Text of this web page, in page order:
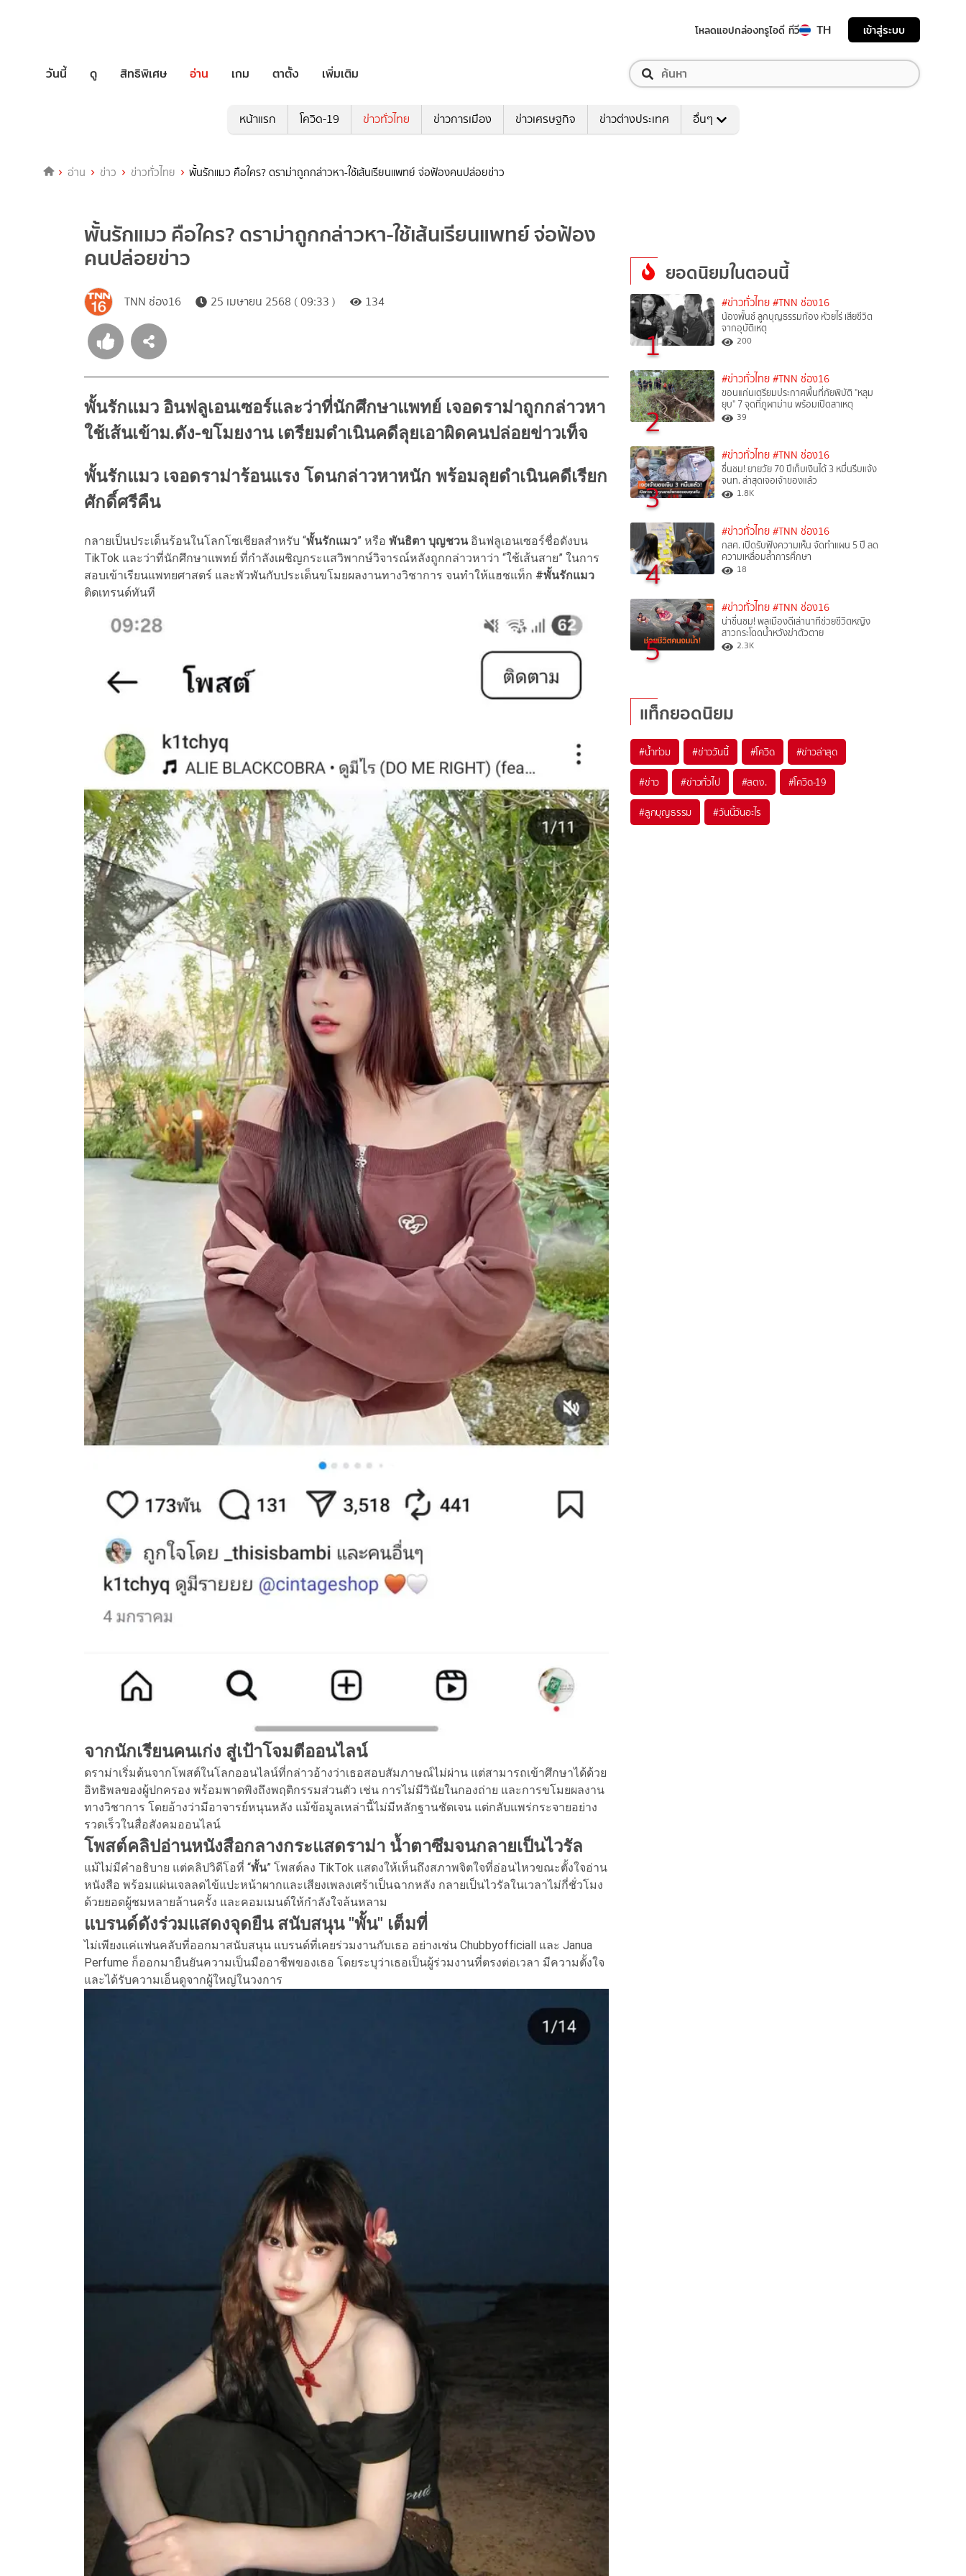
โหลดแอปกล่องทรูไอดี ทีวี TH เข้าสู่ระบบ
วันนี้ ดู สิทธิพิเศษ อ่าน เกม ตาตั้ง เพิ่มเติม
หน้าแรก โควิด-19 ข่าวทั่วไทย ข่าวการเมือง ข่าวเศรษฐกิจ ข่าวต่างประเทศ อื่นๆ
อ่าน ข่าว ข่าวทั่วไทย พั้นรักแมว คือใคร? ดราม่าถูกกล่าวหา-ใช้เส้นเรียนแพทย์ จ่อฟ้องคนปล่อยข่าว
พั้นรักแมว คือใคร? ดราม่าถูกกล่าวหา-ใช้เส้นเรียนแพทย์ จ่อฟ้อง
คนปล่อยข่าว
TNN ช่อง16 25 เมษายน 2568 ( 09:33 ) 134
พั้นรักแมว อินฟลูเอนเซอร์และว่าที่นักศึกษาแพทย์ เจอดราม่าถูกกล่าวหา
ใช้เส้นเข้าม.ดัง-ขโมยงาน เตรียมดำเนินคดีลุยเอาผิดคนปล่อยข่าวเท็จ
พั้นรักแมว เจอดราม่าร้อนแรง โดนกล่าวหาหนัก พร้อมลุยดำเนินคดีเรียก
ศักดิ์ศรีคืน
กลายเป็นประเด็นร้อนในโลกโซเชียลสำหรับ “พั้นรักแมว” หรือ พันธิตา บุญชวนอินฟลูเอนเซอร์ชื่อดังบน
TikTok และว่าที่นักศึกษาแพทย์ ที่กำลังเผชิญกระแสวิพากษ์วิจารณ์หลังถูกกล่าวหาว่า “ใช้เส้นสาย” ในการ
สอบเข้าเรียนแพทยศาสตร์ และพัวพันกับประเด็นขโมยผลงานทางวิชาการ จนทำให้แฮชแท็ก #พั้นรักแมว
ติดเทรนด์ทันที
จากนักเรียนคนเก่ง สู่เป้าโจมตีออนไลน์
ดราม่าเริ่มต้นจากโพสต์ในโลกออนไลน์ที่กล่าวอ้างว่าเธอสอบสัมภาษณ์ไม่ผ่าน แต่สามารถเข้าศึกษาได้ด้วย
อิทธิพลของผู้ปกครอง พร้อมพาดพิงถึงพฤติกรรมส่วนตัว เช่น การไม่มีวินัยในกองถ่าย และการขโมยผลงาน
ทางวิชาการ โดยอ้างว่ามีอาจารย์หนุนหลัง แม้ข้อมูลเหล่านี้ไม่มีหลักฐานชัดเจน แต่กลับแพร่กระจายอย่าง
รวดเร็วในสื่อสังคมออนไลน์
โพสต์คลิปอ่านหนังสือกลางกระแสดราม่า น้ำตาซึมจนกลายเป็นไวรัล
แม้ไม่มีคำอธิบาย แต่คลิปวิดีโอที่ “พั้น” โพสต์ลง TikTok แสดงให้เห็นถึงสภาพจิตใจที่อ่อนไหวขณะตั้งใจอ่าน
หนังสือ พร้อมแผ่นเจลลดไข้แปะหน้าผากและเสียงเพลงเศร้าเป็นฉากหลัง กลายเป็นไวรัลในเวลาไม่กี่ชั่วโมง
ด้วยยอดผู้ชมหลายล้านครั้ง และคอมเมนต์ให้กำลังใจล้นหลาม
แบรนด์ดังร่วมแสดงจุดยืน สนับสนุน "พั้น" เต็มที่
ไม่เพียงแค่แฟนคลับที่ออกมาสนับสนุน แบรนด์ที่เคยร่วมงานกับเธอ อย่างเช่น Chubbyofficiall และ Janua
Perfume ก็ออกมายืนยันความเป็นมืออาชีพของเธอ โดยระบุว่าเธอเป็นผู้ร่วมงานที่ตรงต่อเวลา มีความตั้งใจ
และได้รับความเอ็นดูจากผู้ใหญ่ในวงการ
ยอดนิยมในตอนนี้
1
#ข่าวทั่วไทย #TNN ช่อง16
น้องพั้นช์ ลูกบุญธรรมก้อง ห้วยไร่ เสียชีวิต
จากอุบัติเหตุ
200
2
#ข่าวทั่วไทย #TNN ช่อง16
ขอนแก่นเตรียมประกาศพื้นที่ภัยพิบัติ "หลุม
ยุบ" 7 จุดที่ภูผาม่าน พร้อมเปิดสาเหตุ
39
3
#ข่าวทั่วไทย #TNN ช่อง16
ชื่นชม! ยายวัย 70 ปีเก็บเงินได้ 3 หมื่นรีบแจ้ง
จนท. ล่าสุดเจอเจ้าของแล้ว
1.8K
4
#ข่าวทั่วไทย #TNN ช่อง16
กสศ. เปิดรับฟังความเห็น จัดทำแผน 5 ปี ลด
ความเหลื่อมล้ำการศึกษา
18
5
#ข่าวทั่วไทย #TNN ช่อง16
น่าชื่นชม! พลเมืองดีเล่านาทีช่วยชีวิตหญิง
สาวกระโดดน้ำหวังฆ่าตัวตาย
2.3K
แท็กยอดนิยม
#น้ำท่วม #ข่าววันนี้ #โควิด #ข่าวล่าสุด
#ข่าว #ข่าวทั่วไป #สตง. #โควิด-19
#ลูกบุญธรรม #วันนี้วันอะไร